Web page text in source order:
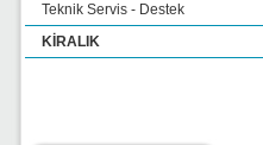
Teknik Servis - Destek
KİRALIK